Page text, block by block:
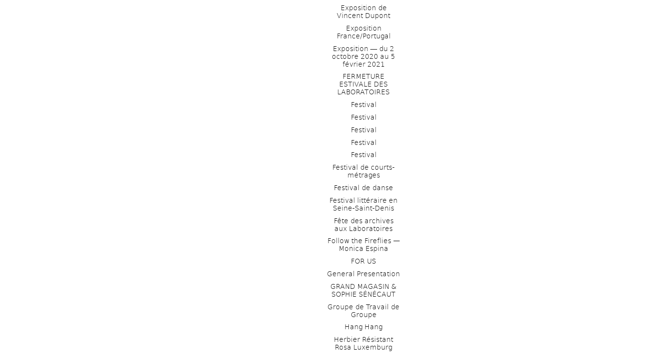
Exposition de
Vincent Dupont
Exposition
France/Portugal
Exposition ― du 2
octobre 2020 au 5
février 2021
FERMETURE
ESTIVALE DES
LABORATOIRES
Festival
Festival
Festival
Festival
Festival
Festival de courts-
métrages
Festival de danse
Festival littéraire en
Seine-Saint-Denis
Fête des archives
aux Laboratoires
Follow the Fireflies —
Monica Espina
FOR US
General Presentation
GRAND MAGASIN &
SOPHIE SÉNÉCAUT
Groupe de Travail de
Groupe
Hang Hang
Herbier Résistant
Rosa Luxemburg